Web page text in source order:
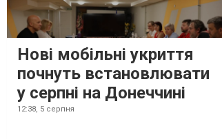
Нові мобільні укриття
почнуть встановлювати
у серпні на Донеччині
12:38, 5 серпня